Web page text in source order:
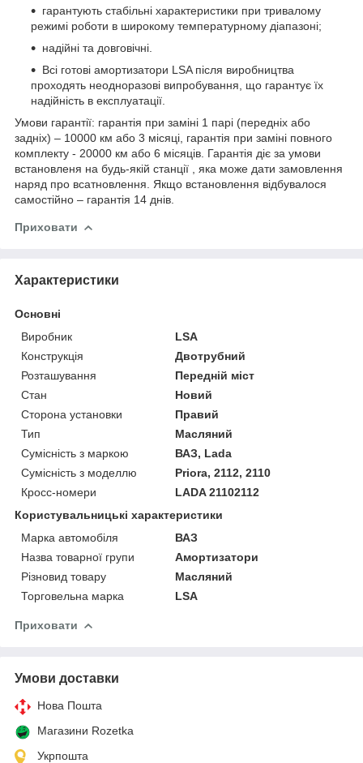
гарантують стабільні характеристики при тривалому
режимі роботи в широкому температурному діапазоні;
надійні та довговічні.
Всі готові амортизатори LSA після виробництва
проходять неодноразові випробування, що гарантує їх
надійність в експлуатації.
Умови гарантії: гарантія при заміні 1 парі (передніх або
задніх) – 10000 км або 3 місяці, гарантія при заміні повного
комплекту - 20000 км або 6 місяців. Гарантія діє за умови
встановленя на будь-якій станції , яка може дати замовлення
наряд про всатновлення. Якщо встановлення відбувалося
самостійно – гарантія 14 днів.
Приховати
Характеристики
Основні
Виробник
LSA
Конструкція
Двотрубний
Розташування
Передній міст
Стан
Новий
Сторона установки
Правий
Тип
Масляний
Сумісність з маркою
ВАЗ, Lada
Сумісність з моделлю
Priora, 2112, 2110
Кросс-номери
LADA 21102112
Користувальницькі характеристики
Марка автомобіля
ВАЗ
Назва товарної групи
Амортизатори
Різновид товару
Масляний
Торговельна марка
LSA
Приховати
Умови доставки
Нова Пошта
Магазини Rozetka
Укрпошта